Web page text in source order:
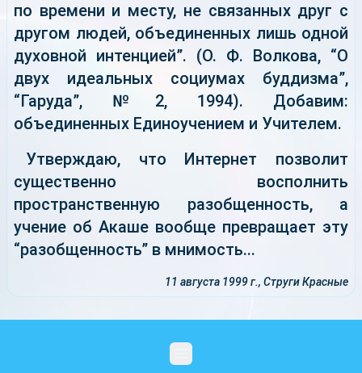
по времени и месту, не связанных друг с
другом людей, объединенных лишь одной
духовной интенцией”. (О. Ф. Волкова, “О
двух идеальных социумах буддизма”,
“Гаруда”, №2, 1994). Добавим:
объединенных Единоучением и Учителем.
Утверждаю, что Интернет позволит
существенно восполнить
пространственную разобщенность, а
учение об Акаше вообще превращает эту
“разобщенность” в мнимость...
11 августа 1999 г., Струги Красные